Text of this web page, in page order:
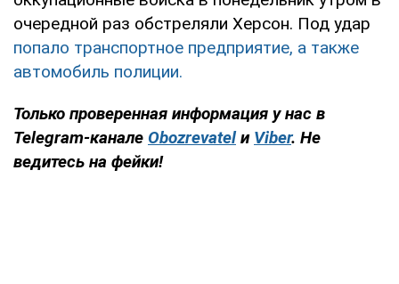
очередной раз обстреляли Херсон. Под удар
попало транспортное предприятие, а также
автомобиль полиции.
Только проверенная информация у нас в
Telegram-канале Obozrevatel и Viber. Не
ведитесь на фейки!